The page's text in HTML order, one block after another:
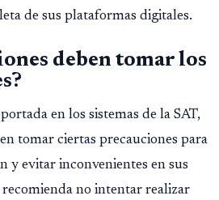
de sus plataformas digitales.
deben tomar los
en los sistemas de la SAT,
tomar ciertas precauciones para
y evitar inconvenientes en sus
no intentar realizar